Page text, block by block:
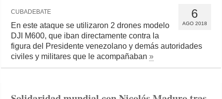
6
AGO 2018
CUBADEBATE
En este ataque se utilizaron 2 drones modelo
DJI M600, que iban directamente contra la
figura del Presidente venezolano y demás autoridades
civiles y militares que le acompañaban»